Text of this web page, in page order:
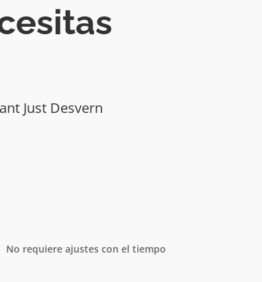
Just Desvern
No requiere ajustes con el tiempo